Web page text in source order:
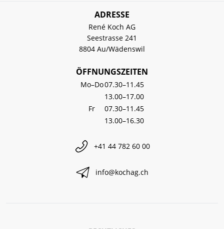
ADRESSE
René Koch AG
Seestrasse 241
8804 Au/Wädenswil
ÖFFNUNGSZEITEN
Mo–Do07.30–11.45
13.00–17.00
Fr
07.30–11.45
13.00–16.30
+41 44 782 60 00
info@kochag.ch